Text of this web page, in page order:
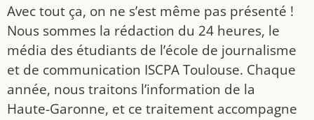
Avec tout ça, on ne s’est même pas présenté !
Nous sommes la rédaction du 24 heures, le
média des étudiants de l’école de journalisme
et de communication ISCPA Toulouse. Chaque
année, nous traitons l’information de la
Haute-Garonne, et ce traitement accompagne